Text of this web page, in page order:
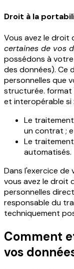
Droit à la
Vous avez le droit
certaines de vos
possédons à
des données). Ce
personnelles que
structurée. format
et interopérable si :
­Le
un contrat ;
­Le
automatisés.
Dans l'exercice
vous avez le droit
personnelles
responsable du
techniquement
Comment
vos